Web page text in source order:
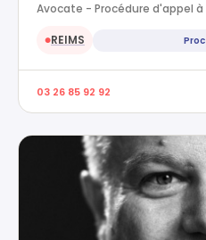
Avocate - Procédure d'appel à
●REIMS
03 26 85 92 92